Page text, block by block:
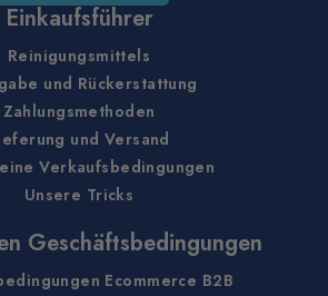
Einkaufsführer
Reinigungsmittels
und Rückerstattung
Zahlungsmethoden
und Versand
Verkaufsbedingungen
Unsere Tricks
Geschäftsbedingungen
Ecommerce B2B